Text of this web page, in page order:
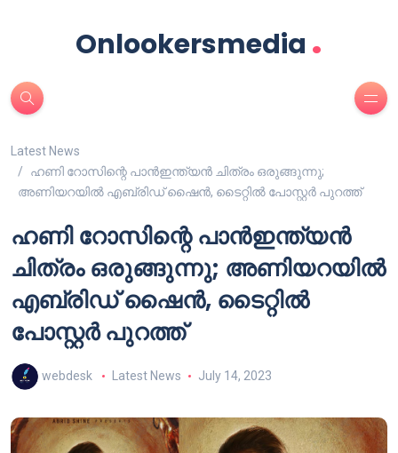
Onlookersmedia .
Latest News
ഹണി റോസിന്റെ പാന്‍ഇന്ത്യന്‍ ചിത്രം ഒരുങ്ങുന്നു;
അണിയറയില്‍ എബ്രിഡ് ഷൈൻ, ടൈറ്റില്‍ പോസ്റ്റര്‍ പുറത്ത്
ഹണി റോസിന്റെ പാന്‍ഇന്ത്യന്‍
ചിത്രം ഒരുങ്ങുന്നു; അണിയറയില്‍
എബ്രിഡ് ഷൈൻ, ടൈറ്റില്‍
പോസ്റ്റര്‍ പുറത്ത്
webdesk Latest News July 14, 2023